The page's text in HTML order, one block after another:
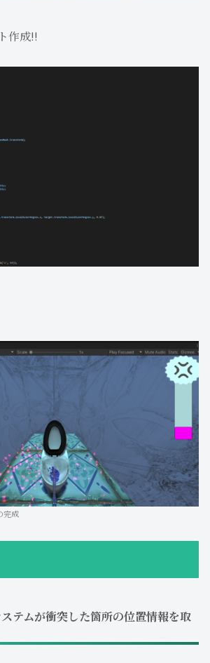
作成!!
完成
テムが衝突した箇所の位置情報を取